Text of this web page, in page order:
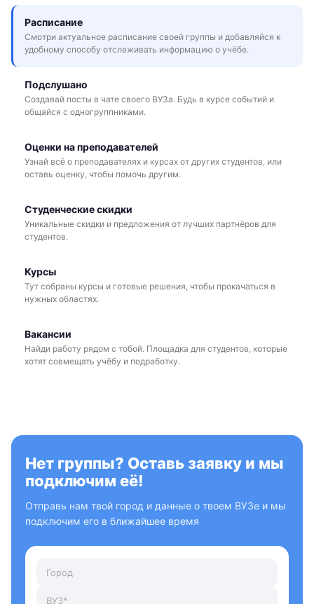
Расписание
Смотри актуальное расписание своей группы и добавляйся к
удобному способу отслеживать информацию о учёбе.
Подслушано
Создавай посты в чате своего ВУЗа. Будь в курсе событий и
общайся с одногруппниками.
Оценки на преподавателей
Узнай всё о преподавателях и курсах от других студентов, или
оставь оценку, чтобы помочь другим.
Студенческие скидки
Уникальные скидки и предложения от лучших партнёров для
студентов.
Курсы
Тут собраны курсы и готовые решения, чтобы прокачаться в
нужных областях.
Вакансии
Найди работу рядом с тобой. Площадка для студентов, которые
хотят совмещать учёбу и подработку.
Нет группы? Оставь заявку и мы
подключим её!
Отправь нам твой город и данные о твоем ВУЗе и мы
подключим его в ближайшее время